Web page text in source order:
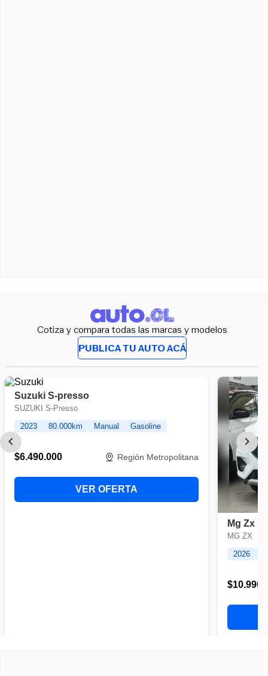
Cotiza y compara todas las marcas y modelos
PUBLICA TU AUTO ACÁ